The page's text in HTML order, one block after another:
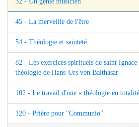
45 - La merveille de l'être
54 - Théologie et sainteté
82 - Les exercices spirituels de saint
théologie de Hans-Urs von Balthasar
102 - Le travail d'une « théologie en
120 - Prière pour "Communio"